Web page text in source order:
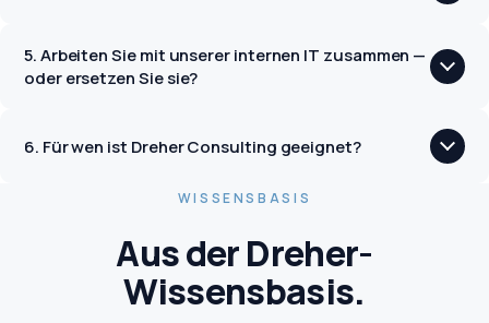
5. Arbeiten Sie mit unserer internen IT zusammen —
oder ersetzen Sie sie?
6. Für wen ist Dreher Consulting geeignet?
WISSENSBASIS
Aus der Dreher-
Wissensbasis.